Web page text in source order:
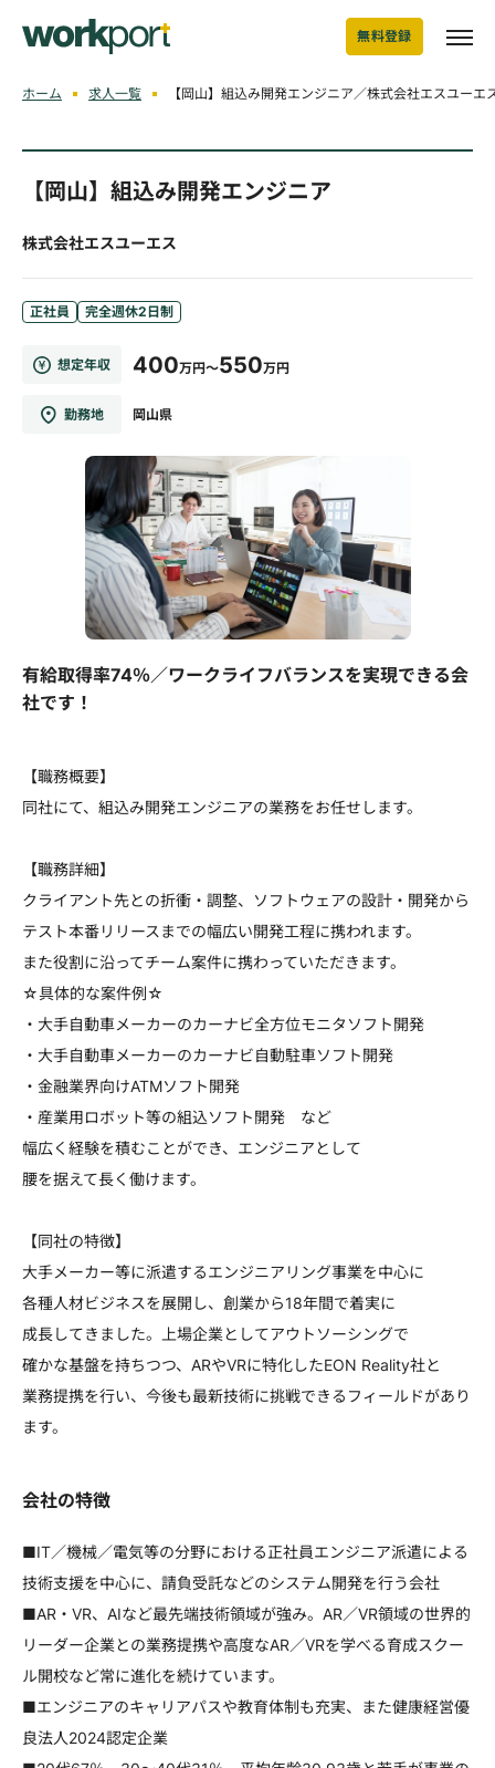
無料登録
ホーム 求人一覧 【岡山】組込み開発エンジニア／株式会社エスユーエ
【岡山】組込み開発エンジニア
株式会社エスユーエス
正社員 完全週休2日制
想定年収 400万円～550万円
勤務地 岡山県
有給取得率74％／ワークライフバランスを実現できる会
社です！
【職務概要】
同社にて、組込み開発エンジニアの業務をお任せします。
【職務詳細】
クライアント先との折衝・調整、ソフトウェアの設計・開発から
テスト本番リリースまでの幅広い開発工程に携われます。
また役割に沿ってチーム案件に携わっていただきます。
☆具体的な案件例☆
・大手自動車メーカーのカーナビ全方位モニタソフト開発
・大手自動車メーカーのカーナビ自動駐車ソフト開発
・金融業界向けATMソフト開発
・産業用ロボット等の組込ソフト開発 など
幅広く経験を積むことができ、エンジニアとして
腰を据えて長く働けます。
【同社の特徴】
大手メーカー等に派遣するエンジニアリング事業を中心に
各種人材ビジネスを展開し、創業から18年間で着実に
成長してきました。上場企業としてアウトソーシングで
確かな基盤を持ちつつ、ARやVRに特化したEON Reality社と
業務提携を行い、今後も最新技術に挑戦できるフィールドがあり
ます。
会社の特徴
■IT／機械／電気等の分野における正社員エンジニア派遣による
技術支援を中心に、請負受託などのシステム開発を行う会社
■AR・VR、AIなど最先端技術領域が強み。AR／VR領域の世界的
リーダー企業との業務提携や高度なAR／VRを学べる育成スクー
ル開校など常に進化を続けています。
■エンジニアのキャリアパスや教育体制も充実、また健康経営優
良法人2024認定企業